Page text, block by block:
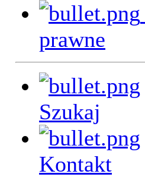
prawne
Szukaj
Kontakt